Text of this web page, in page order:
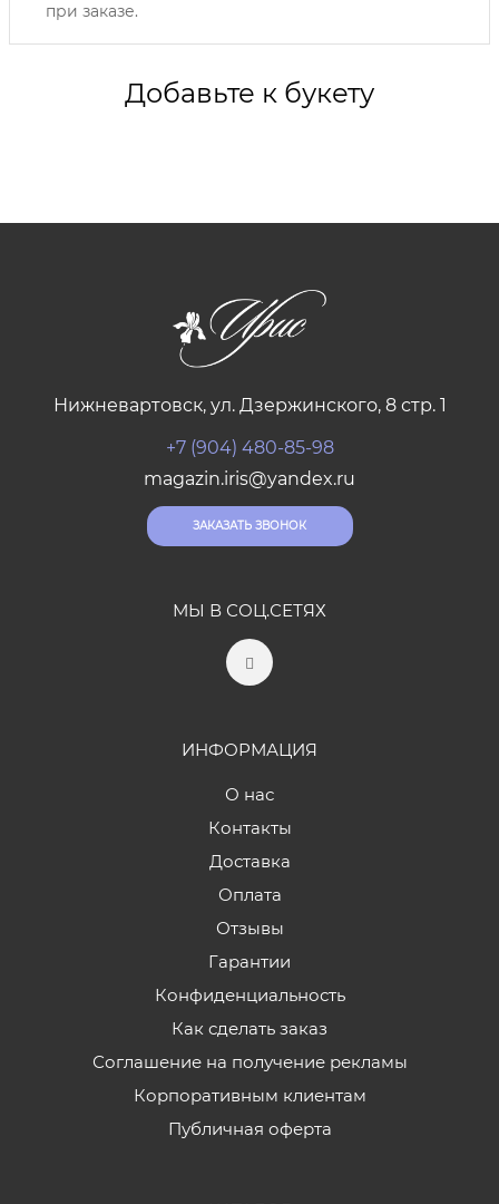
при заказе.
Добавьте к букету
Нижневартовск, ул. Дзержинского, 8 стр. 1
+7 (904) 480-85-98
magazin.iris@yandex.ru
ЗАКАЗАТЬ ЗВОНОК
МЫ В СОЦ.СЕТЯХ
ИНФОРМАЦИЯ
О нас
Контакты
Доставка
Оплата
Отзывы
Гарантии
Конфиденциальность
Как сделать заказ
Соглашение на получение рекламы
Корпоративным клиентам
Публичная оферта